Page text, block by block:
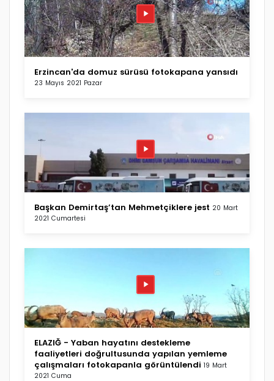
Erzincan'da domuz sürüsü fotokapana yansıdı
23 Mayıs 2021 Pazar
Başkan Demirtaş’tan Mehmetçiklere jest 20 Mart
2021 Cumartesi
ELAZIĞ - Yaban hayatını destekleme
faaliyetleri doğrultusunda yapılan yemleme
çalışmaları fotokapanla görüntülendi 19 Mart
2021 Cuma